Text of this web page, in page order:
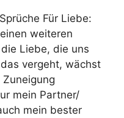
Für Liebe:
weiteren
Liebe, die uns
vergeht, wächst
mein Partner/
mein bester